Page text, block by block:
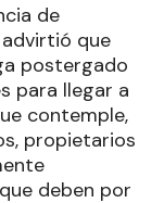
de
advirtió que
postergado
para llegar a
contemple,
propietarios
deben por